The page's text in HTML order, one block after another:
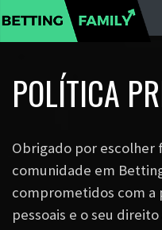
POLÍTICA
Obrigado por escolher
comunidade em
comprometidos com a
pessoais e o seu